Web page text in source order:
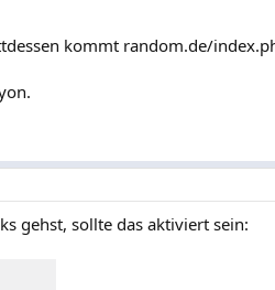
kommt random.de/
gehst, sollte das aktiviert sein: